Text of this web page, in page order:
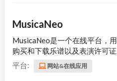
MusicaNeo
MusicaNeo是一个在线平台，
购买和下载乐谱以及表演许可证
平台:
网站&在线应用